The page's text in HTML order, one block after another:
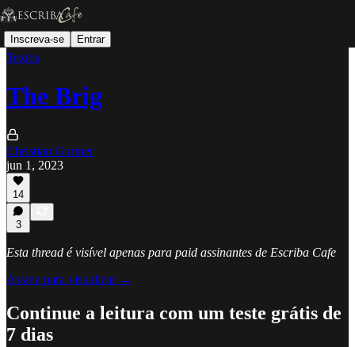
Inscreva-se Entrar
Textos
The Brig
Christian Gurtner
jun 1, 2023
14
3
Esta thread é visível apenas para paid assinantes de Escriba Cafe
Assine para visualizar →
Continue a leitura com um teste grátis de
7 dias